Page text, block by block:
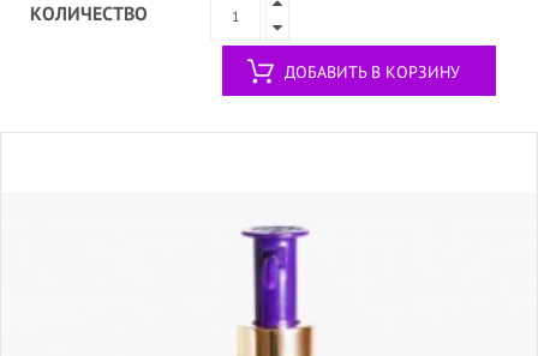
КОЛИЧЕСТВО
ДОБАВИТЬ В КОРЗИНУ